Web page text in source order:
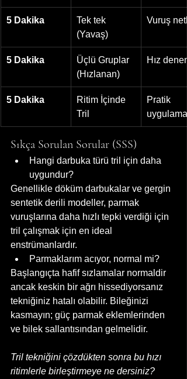
5 Dakika
Tek tek
(Yavaş)
Vuruş
5 Dakika
Üçlü Gruplar
(Hızlanan)
Hız
5 Dakika
Ritim İçinde
Tril
Pratik
uygulama
Sıkça Sorulan Sorular (SSS)
Hangi darbuka türü tril için daha
uygundur?
Genellikle döküm darbukalar ve gergin
sentetik derili modeller, parmak
vuruşlarına daha hızlı tepki verdiği için
tril çalışmak için en ideal
enstrümanlardır.
Parmaklarım acıyor, normal mi?
Başlangıçta hafif sızlamalar normaldir
ancak keskin bir ağrı hissediyorsanız
tekniğiniz hatalı olabilir. Bileğinizi
kasmayın; güç parmak eklemlerinden
ve bilek sallantısından gelmelidir.
Tril tekniğini çözdükten sonra bu hızı
ritimlerle birleştirmeye ne dersiniz?